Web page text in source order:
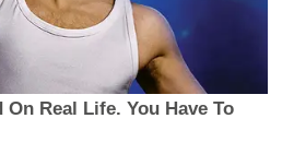
On Real Life. You Have To